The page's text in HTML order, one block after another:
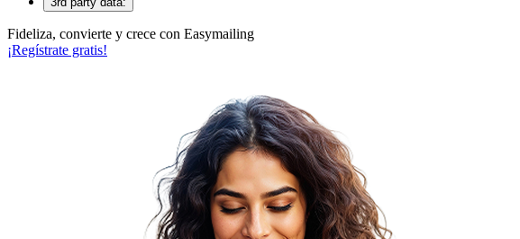
Fideliza, convierte y crece con Easymailing
¡Regístrate gratis!